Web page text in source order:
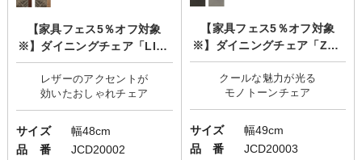
【家具フェス5％オフ対象
※】ダイニングチェア「LIZZ
(リズ)」
レザーのアクセントが
サイズ
幅48cm
品 番
JCD20002
【家具フェス5％オフ対象
※】ダイニングチェア「ZEN
O(ゼノ)」
クールな魅力が光る
サイズ
幅49cm
品 番
JCD20003